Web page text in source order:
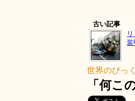
古い記事
装
世界のびっ
「何こ